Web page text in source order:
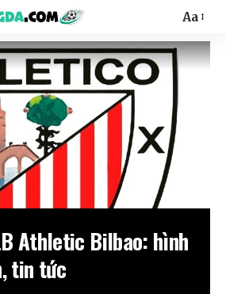
Aa
Athletic Bilbao: hình
tin tức